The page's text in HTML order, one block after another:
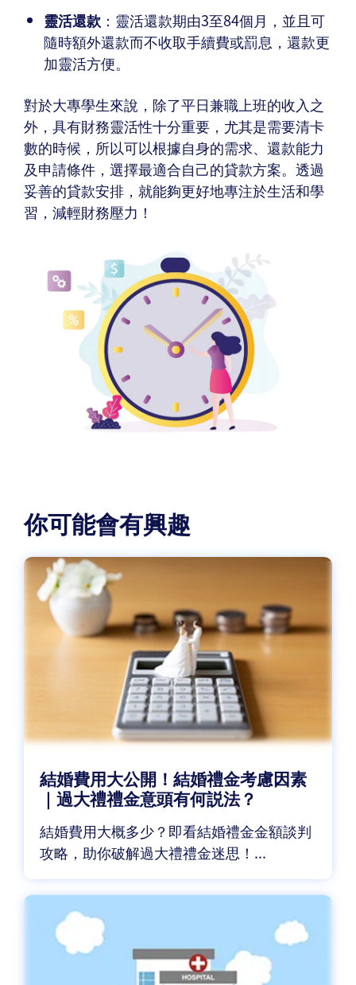
靈活還款 ：靈活還款期由3至84個月，並且可
隨時額外還款而不收取手續費或罰息，還款更
加靈活方便。
對於大專學生來說，除了平日兼職上班的收入之
外，具有財務靈活性十分重要，尤其是需要清卡
數的時候，所以可以根據自身的需求、還款能力
及申請條件，選擇最適合自己的貸款方案。透過
妥善的貸款安排，就能夠更好地專注於生活和學
習，減輕財務壓力！
你可能會有興趣
結婚費用大公開！結婚禮金考慮因素
｜過大禮禮金意頭有何説法？
結婚費用大概多少？即看結婚禮金金額談判
攻略，助你破解過大禮禮金迷思！...